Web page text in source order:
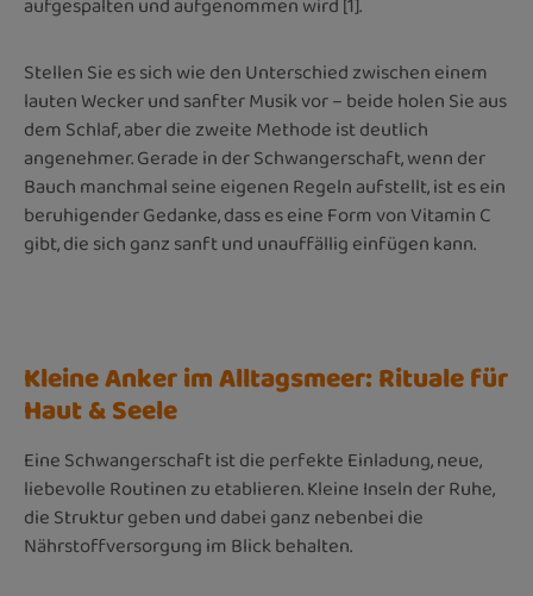
Stellen Sie es sich wie den Unterschied zwischen einem
lauten Wecker und sanfter Musik vor – beide holen Sie aus
dem Schlaf, aber die zweite Methode ist deutlich
angenehmer. Gerade in der Schwangerschaft, wenn der
Bauch manchmal seine eigenen Regeln aufstellt, ist es ein
beruhigender Gedanke, dass es eine Form von Vitamin C
gibt, die sich ganz sanft und unauffällig einfügen kann.
Kleine Anker im Alltagsmeer: Rituale für
Haut & Seele
Eine Schwangerschaft ist die perfekte Einladung, neue,
liebevolle Routinen zu etablieren. Kleine Inseln der Ruhe,
die Struktur geben und dabei ganz nebenbei die
Nährstoffversorgung im Blick behalten.